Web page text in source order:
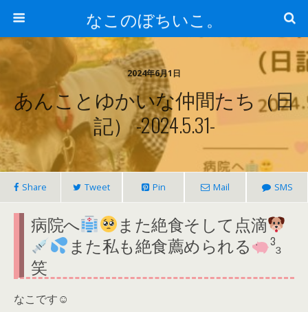
なこのぼちいこ。
2024年6月1日
あんことゆかいな仲間たち（日
記） -2024.5.31-
Share Tweet Pin Mail SMS
病院へ
また絶食そして点滴
また私も絶食薦められる
³₃
笑
なこです☺